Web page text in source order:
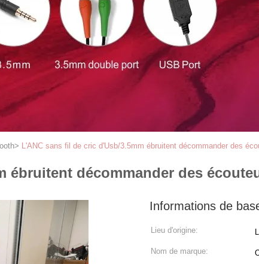
> L'ANC sans fil de cric d'Usb/3.5mm ébruitent décommander des
ébruitent décommander des
Informations de
Lieu d'origine:
Nom de marque: